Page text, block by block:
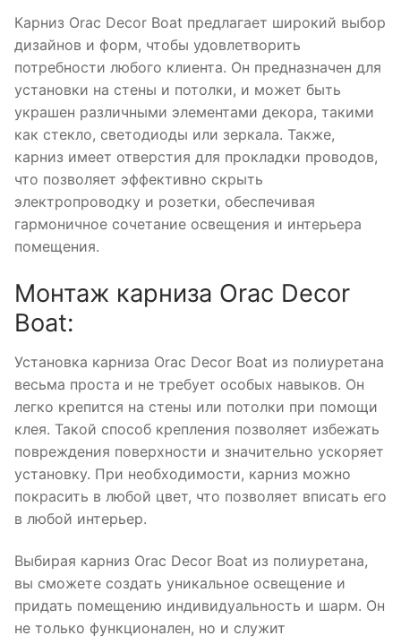
Карниз Orac Decor Boat предлагает широкий выбор
дизайнов и форм, чтобы удовлетворить
потребности любого клиента. Он предназначен для
установки на стены и потолки, и может быть
украшен различными элементами декора, такими
как стекло, светодиоды или зеркала. Также,
карниз имеет отверстия для прокладки проводов,
что позволяет эффективно скрыть
электропроводку и розетки, обеспечивая
гармоничное сочетание освещения и интерьера
помещения.
Монтаж карниза Orac Decor
Boat:
Установка карниза Orac Decor Boat из полиуретана
весьма проста и не требует особых навыков. Он
легко крепится на стены или потолки при помощи
клея. Такой способ крепления позволяет избежать
повреждения поверхности и значительно ускоряет
установку. При необходимости, карниз можно
покрасить в любой цвет, что позволяет вписать его
в любой интерьер.
Выбирая карниз Orac Decor Boat из полиуретана,
вы сможете создать уникальное освещение и
придать помещению индивидуальность и шарм. Он
не только функционален, но и служит